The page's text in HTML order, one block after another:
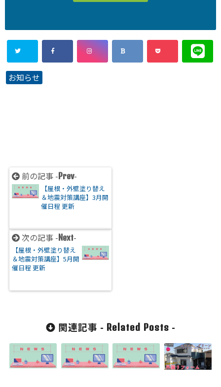
お知らせ
前の記事 - Prev-
【屋根・外壁塗り替え
＆地震対策講座】3月開
催日程 更新
次の記事 - Next-
【屋根・外壁塗り替え
＆地震対策講座】5月開
催日程 更新
関連記事 - Related Posts -